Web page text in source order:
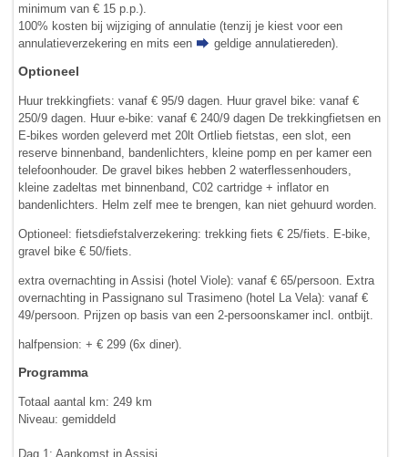
minimum van € 15 p.p.).
100% kosten bij wijziging of annulatie (tenzij je kiest voor een
annulatieverzekering en mits een
geldige annulatiereden).
Optioneel
Huur trekkingfiets: vanaf € 95/9 dagen. Huur gravel bike: vanaf €
250/9 dagen. Huur e-bike: vanaf € 240/9 dagen De trekkingfietsen en
E-bikes worden geleverd met 20lt Ortlieb fietstas, een slot, een
reserve binnenband, bandenlichters, kleine pomp en per kamer een
telefoonhouder. De gravel bikes hebben 2 waterflessenhouders,
kleine zadeltas met binnenband, C02 cartridge + inflator en
bandenlichters. Helm zelf mee te brengen, kan niet gehuurd worden.
Optioneel: fietsdiefstalverzekering: trekking fiets € 25/fiets. E-bike,
gravel bike € 50/fiets.
extra overnachting in Assisi (hotel Viole): vanaf € 65/persoon. Extra
overnachting in Passignano sul Trasimeno (hotel La Vela): vanaf €
49/persoon. Prijzen op basis van een 2-persoonskamer incl. ontbijt.
halfpension: + € 299 (6x diner).
Programma
Totaal aantal km: 249 km
Niveau: gemiddeld
Dag 1: Aankomst in Assisi